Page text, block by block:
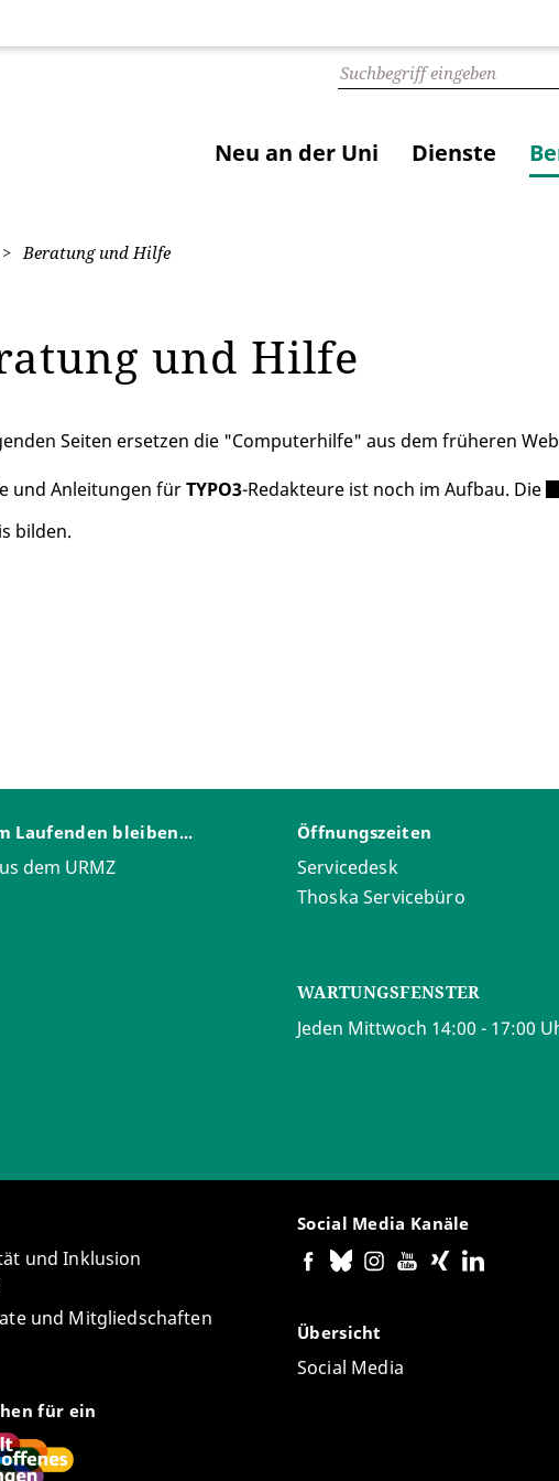
Neu an der Uni Dienste
Beratung und Hilfe
und Hilfe
Seiten ersetzen die "Computerhilfe" aus dem früheren
und Anleitungen fürTYPO3-Redakteure ist noch im Aufbau. Die
bilden.
Laufenden bleiben...
dem URMZ
Öffnungszeiten
Servicedesk
Thoska Servicebüro
WARTUNGSFENSTER
Jeden Mittwoch 14:00 - 17:00
und Inklusion
und Mitgliedschaften
für ein
Social Media Kanäle
Übersicht
Social Media